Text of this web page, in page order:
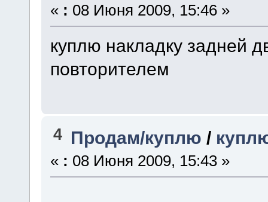
« : 08 Июня 2009, 15:46 »
куплю накладку задней
повторителем
4 Продам/куплю /
« : 08 Июня 2009, 15:43 »